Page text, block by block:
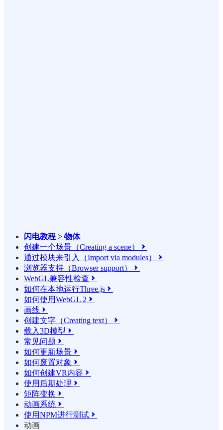
闪电教程 > 物体
创建一个场景（Creating a scene）

通过模块来引入（Import via modules） 
浏览器支持（Browser support） 
WebGL兼容性检查 
如何在本地运行Three.js 
如何使用WebGL 2 
画线 
创建文字（Creating text） 
载入3D模型 
常见问题 
如何更新场景 
如何废置对象 
如何创建VR内容 
使用后期处理 
矩阵变换 
动画系统 
使用NPM进行测试 
动画